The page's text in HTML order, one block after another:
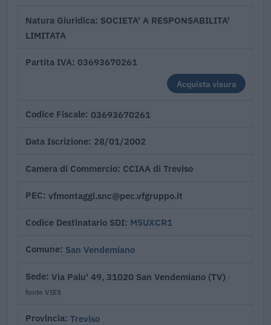
Natura Giuridica SOCIETA' A RESPONSABILITA'
LIMITATA
Partita IVA 03693670261
Acquista visura
Codice Fiscale 03693670261
Data Iscrizione 28/01/2002
Camera di Commercio CCIAA di Treviso
PEC vfmontaggi.snc@pec.vfgruppo.it
Codice Destinatario SDI M5UXCR1
Comune San Vendemiano
Sede Via Palu' 49, 31020 San Vendemiano (TV) ·
fonte VIES
Provincia Treviso